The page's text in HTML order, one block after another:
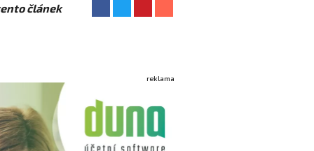
článek
reklama